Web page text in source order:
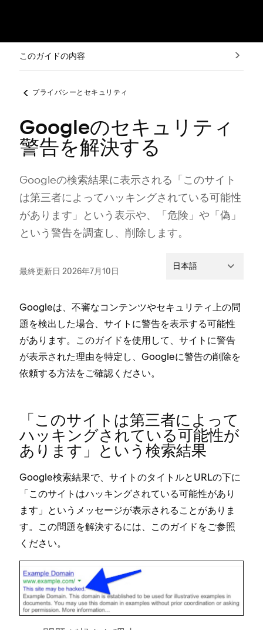
このガイドの内容
プライバシーとセキュリティ
Googleのセキュリティ
警告を解決する
Googleの検索結果に表示される「⁠このサイト
は第三者によ⁠ってハ⁠ッキングされている可能性
があります⁠」という表示や⁠、「⁠危険⁠」や「⁠偽⁠」
という警告を調査し⁠、削除します⁠。
最終更新日 2026年7月10日 日本語
Googleは⁠、不審なコンテンツやセキ⁠ュリテ⁠ィ上の問
題を検出した場合⁠、サイトに警告を表示する可能性
があります⁠。このガイドを使用して⁠、サイトに警告
が表示された理由を特定し⁠、Googleに警告の削除を
依頼する方法をご確認ください⁠。
「⁠このサイトは第三者によ⁠って
ハ⁠ッキングされている可能性が
あります⁠」という検索結果
Google検索結果で⁠、サイトのタイトルとURLの下に
「⁠このサイトはハ⁠ッキングされている可能性があり
ます⁠」というメ⁠ッセ⁠ージが表示されることがありま
す⁠。この問題を解決するには⁠、このガイドをご参照
ください⁠。